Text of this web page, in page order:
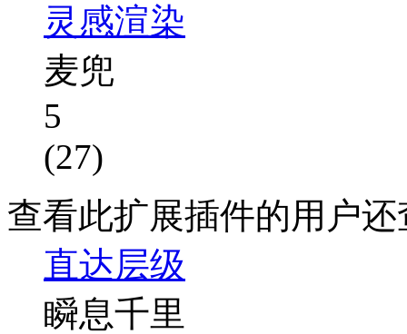
灵感渲染
麦兜
5
(27)
查看此扩展插件的用户
直达层级
瞬息千里